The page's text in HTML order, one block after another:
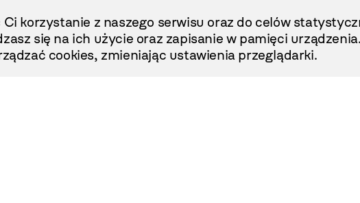
korzystanie z naszego serwisu oraz do celów
się na ich użycie oraz zapisanie w pamięci urządzenia.
cookies, zmieniając ustawienia przeglądarki.